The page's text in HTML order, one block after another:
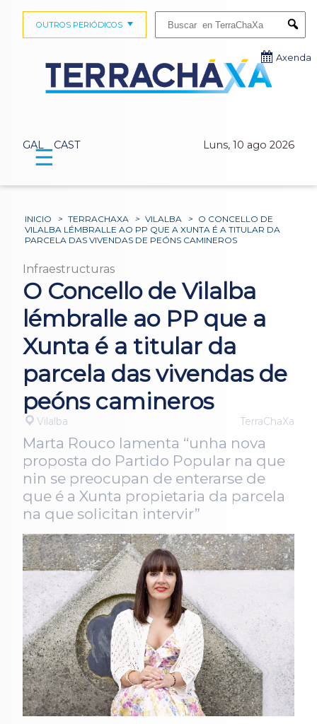
GAL CAST Luns, 10 ago 2026
OUTROS PERIÓDICOS
Axenda
☰
INICIO > TERRACHAXA > VILALBA > O CONCELLO DE
VILALBA LÉMBRALLE AO PP QUE A XUNTA É A TITULAR DA
PARCELA DAS VIVENDAS DE PEÓNS CAMINEROS
Infraestructuras
O Concello de Vilalba
lémbralle ao PP que a
Xunta é a titular da
parcela das vivendas de
peóns camineros
Vilalba TerraChaXa
Marta Rouco lamenta “unha nova
proposta do Partido Popular na que
nin se preocupan de enterarse de
que é a Xunta propietaria da parcela
na que solicitan intervir”